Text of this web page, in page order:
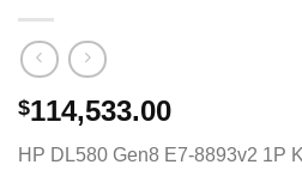
$114,533.00
HP DL580 Gen8 E7-8893v2 1P